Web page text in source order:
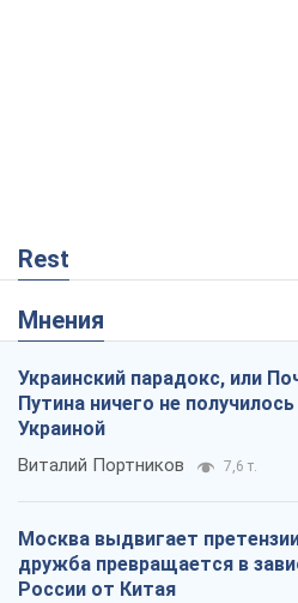
Rest
Мнения
Украинский парадокс, или
Путина ничего не получилось
Украиной
Виталий Портников 7,6 т.
Москва выдвигает
дружба превращается в
России от Китая